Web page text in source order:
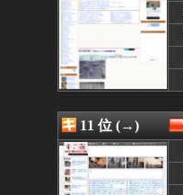
08/08 22:50
08/08 22:48
08/08 22:45
08/08 22:44
08/08 22:41
08/08 22:40
08/08 22:39
08/08 22:35
08/08 22:35
08/08 22:35
11 位 (→)